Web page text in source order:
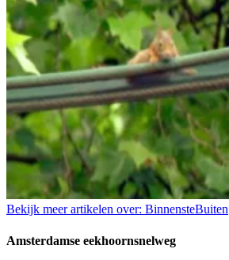
Bekijk meer artikelen over: BinnensteBuiten
Amsterdamse eekhoornsnelweg